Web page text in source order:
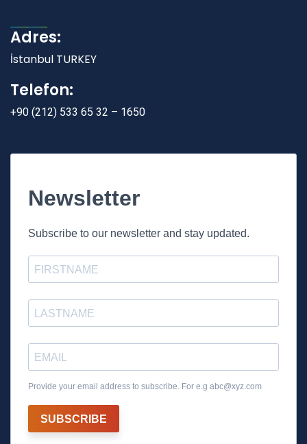
Adres:
İstanbul TURKEY
Telefon:
+90 (212) 533 65 32 – 1650
Newsletter
Subscribe to our newsletter and stay updated.
Provide your email address to subscribe. For e.g abc@xyz.com
SUBSCRIBE